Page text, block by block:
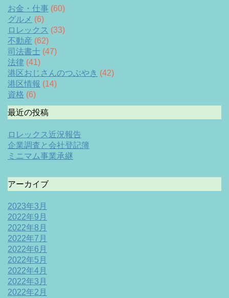
お金・仕事 (60)
グルメ (6)
ロレックス (33)
不動産 (62)
司法書士 (47)
法律 (41)
港区おじさんのつぶやき (42)
港区情報 (14)
資格 (6)
最近の投稿
ロレックス近況報告
企業調査と会社登記簿
ミニマム事業承継
アーカイブ
2023年3月
2022年9月
2022年8月
2022年7月
2022年6月
2022年5月
2022年4月
2022年3月
2022年2月